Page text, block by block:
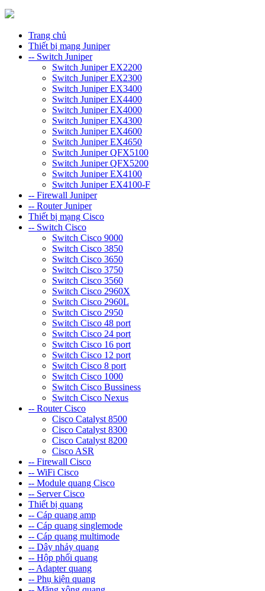
Trang chủ
Thiết bị mạng Juniper
-- Switch Juniper
Switch Juniper EX2200
Switch Juniper EX2300
Switch Juniper EX3400
Switch Juniper EX4400
Switch Juniper EX4000
Switch Juniper EX4300
Switch Juniper EX4600
Switch Juniper EX4650
Switch Juniper QFX5100
Switch Juniper QFX5200
Switch Juniper EX4100
Switch Juniper EX4100-F
-- Firewall Juniper
-- Router Juniper
Thiết bị mạng Cisco
-- Switch Cisco
Switch Cisco 9000
Switch Cisco 3850
Switch Cisco 3650
Switch Cisco 3750
Switch Cisco 3560
Switch Cisco 2960X
Switch Cisco 2960L
Switch Cisco 2950
Switch Cisco 48 port
Switch Cisco 24 port
Switch Cisco 16 port
Switch Cisco 12 port
Switch Cisco 8 port
Switch Cisco 1000
Switch Cisco Bussiness
Switch Cisco Nexus
-- Router Cisco
Cisco Catalyst 8500
Cisco Catalyst 8300
Cisco Catalyst 8200
Cisco ASR
-- Firewall Cisco
-- WiFi Cisco
-- Module quang Cisco
-- Server Cisco
Thiết bị quang
-- Cáp quang amp
-- Cáp quang singlemode
-- Cáp quang multimode
-- Dây nhảy quang
-- Hộp phối quang
-- Adapter quang
-- Phụ kiện quang